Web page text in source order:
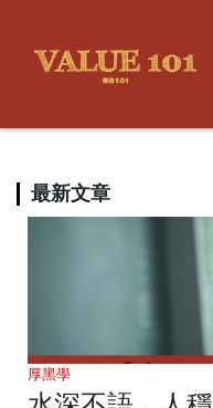
最新文章
厚黑學